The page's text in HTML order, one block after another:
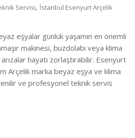
Servisi, İstanbul Esenyurt Arçelik
eşyalar günlük yaşamın en önemli
makinesi, buzdolabı veya klima
hayatı zorlaştırabilir. Esenyurt
Arçelik marka beyaz eşya ve klima
ve profesyonel teknik servis